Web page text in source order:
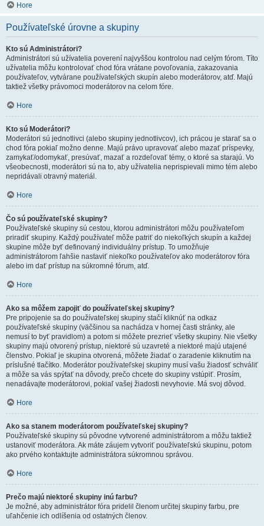
Hore
Používateľské úrovne a skupiny
Kto sú Administrátori?
Administrátori sú užívatelia poverení najvyššou kontrolou nad celým fórom. Títo
užívatelia môžu kontrolovať chod fóra vrátane povoľovania, zakazovania
používateľov, vytvárane používateľských skupín alebo moderátorov, atď. Majú
taktiež všetky právomoci moderátorov na celom fóre.
Hore
Kto sú Moderátori?
Moderátori sú jednotlivci (alebo skupiny jednotlivcov), ich prácou je starať sa o
chod fóra pokiaľ možno denne. Majú právo upravovať alebo mazať príspevky,
zamykať/odomykať, presúvať, mazať a rozdeľovať témy, o ktoré sa starajú. Vo
všeobecnosti, moderátori sú na to, aby užívatelia neprispievali mimo tém alebo
nepridávali otravný materiál.
Hore
Čo sú používateľské skupiny?
Používateľské skupiny sú cestou, ktorou administrátori môžu používateľom
priradiť skupiny. Každý používateľ môže patriť do niekoľkých skupín a každej
skupine môže byť definovaný individuálny prístup. To umožňuje
administrátorom ľahšie nastaviť niekoľko používateľov ako moderátorov fóra
alebo im dať prístup na súkromné fórum, atď.
Hore
Ako sa môžem zapojiť do používateľskej skupiny?
Pre pripojenie sa do používateľskej skupiny stačí kliknúť na odkaz
používateľské skupiny (väčšinou sa nachádza v hornej časti stránky, ale
nemusí to byť pravidlom) a potom si môžete prezrieť všetky skupiny. Nie všetky
skupiny majú otvorený prístup, niektoré sú uzavreté a niektoré majú utajené
členstvo. Pokiaľ je skupina otvorená, môžete žiadať o zaradenie kliknutím na
príslušné tlačítko. Moderátor používateľskej skupiny musí vašu žiadosť schváliť
a môže sa vás spýtať na dôvody, prečo chcete do skupiny vstúpiť. Prosím,
nenadávajte moderátorovi, pokiaľ vašej žiadosti nevyhovie. Má svoj dôvod.
Hore
Ako sa stanem moderátorom používateľskej skupiny?
Používateľské skupiny sú pôvodne vytvorené administrátorom a môžu taktiež
ustanoviť moderátora. Ak máte záujem vytvoriť používateľskú skupinu, potom
ako prvého kontaktujte administrátora súkromnou správou.
Hore
Prečo majú niektoré skupiny inú farbu?
Je možné, aby administrátor fóra pridelil členom určitej skupiny farbu, pre
uľahčenie ich odlíšenia od ostatných členov.